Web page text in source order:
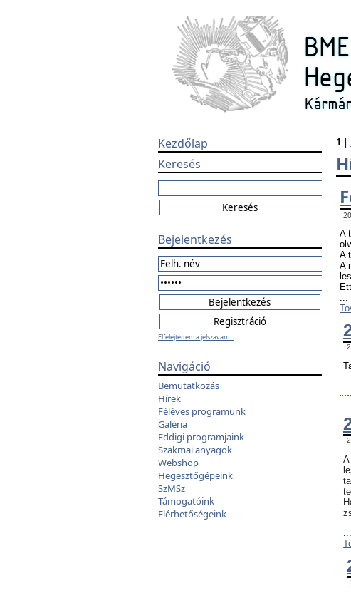
Kezdőlap
Keresés
Bejelentkezés
Elfelejtettem a jelszavam...
Navigáció
Bemutatkozás
Hírek
Féléves programunk
Galéria
Eddigi programjaink
Szakmai anyagok
Webshop
Hegesztőgépeink
SzMSz
Támogatóink
Elérhetőségeink
1 |
A
A
A
...
...